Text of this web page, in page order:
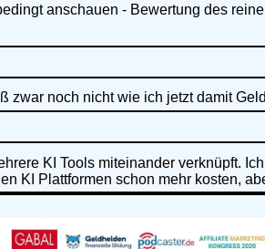
anschauen - Bewertung des reinen
zwar noch nicht wie ich jetzt damit
KI Tools miteinander verknüpft.
KI Plattformen schon mehr kosten,